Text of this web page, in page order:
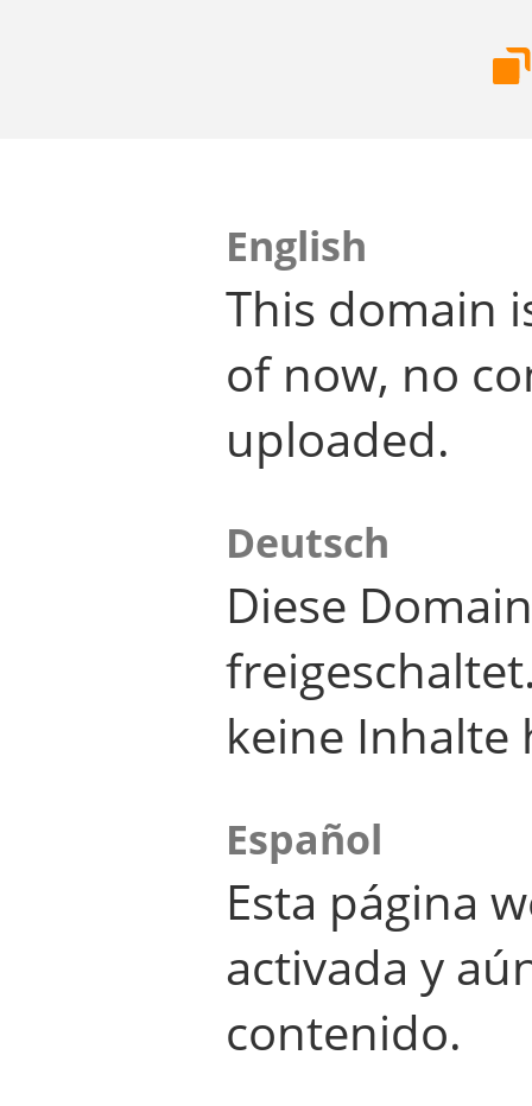
English
This domain
of now, no
uploaded.
Deutsch
Diese
keine Inhalte
Español
Esta página
activada y
contenido.